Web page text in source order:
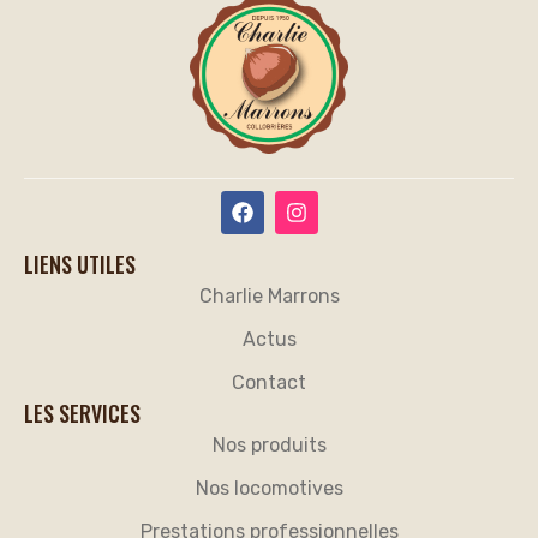
LIENS UTILES
Charlie Marrons
Actus
Contact
LES SERVICES
Nos produits
Nos locomotives
Prestations professionnelles